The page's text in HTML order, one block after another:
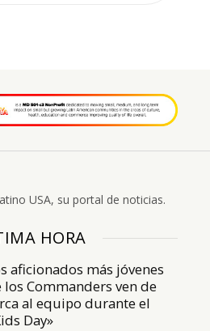
USA, su portal de noticias.
HORA
aficionados más jóvenes
los Commanders ven de
al equipo durante el
Day»